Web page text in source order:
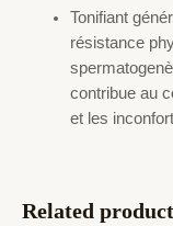
Tonifiant
résistance
contribue au
et les
Related